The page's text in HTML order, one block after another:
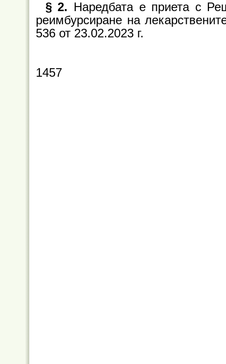
§ 2. Наредбата е приета с
реимбурсиране на
536 от 23.02.2023 г.
1457